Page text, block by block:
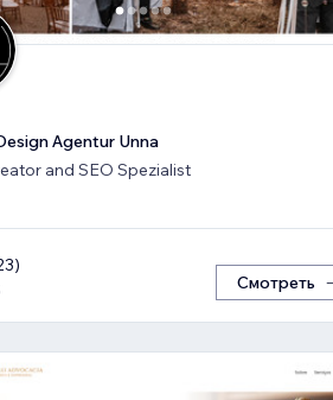
Agentur Unna
and SEO Spezialist
)
Смотреть